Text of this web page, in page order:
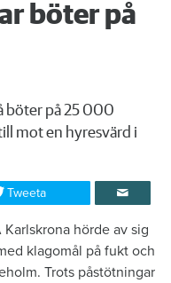
böter på
böter på 25 000
mot en hyresvärd i
Tweeta
hörde av sig
klagomål på fukt och
Trots påstötningar